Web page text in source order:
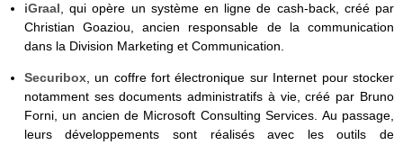
iGraal, qui opère un système en ligne de cash-back, créé par
Christian Goaziou, ancien responsable de la communication
dans la Division Marketing et Communication.
Securibox, un coffre fort électronique sur Internet pour stocker
notamment ses documents administratifs à vie, créé par Bruno
Forni, un ancien de Microsoft Consulting Services. Au passage,
leurs développements sont réalisés avec les outils de